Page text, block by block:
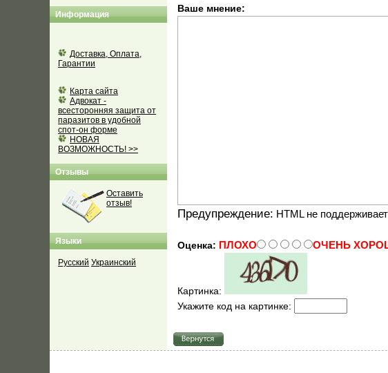
Информация
Доставка, Оплата,
Гарантии
Карта сайта
Адвокат -
всесторонняя защита от
паразитов в удобной
спот-он форме
НОВАЯ
ВОЗМОЖНОСТЬ! >>
Отзывы
Оставить
отзыв!
Языки
Русский Украинский
Ваше мнение:
Предупреждение: HTML не
Оценка: ПЛОХО ОЧЕНЬ
Картинка:
Укажите код на картинке: